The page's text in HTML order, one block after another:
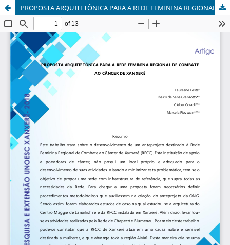
PROPOSTA ARQUITETÔNICA PARA A REDE FEMININA REGIONAL DE COMBATE AO CÂNCER DE XANXERÊ